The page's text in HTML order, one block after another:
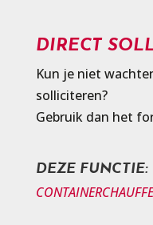
DIRECT
Kun je niet
solliciteren?
Gebruik dan het
DEZE FUNCTIE: